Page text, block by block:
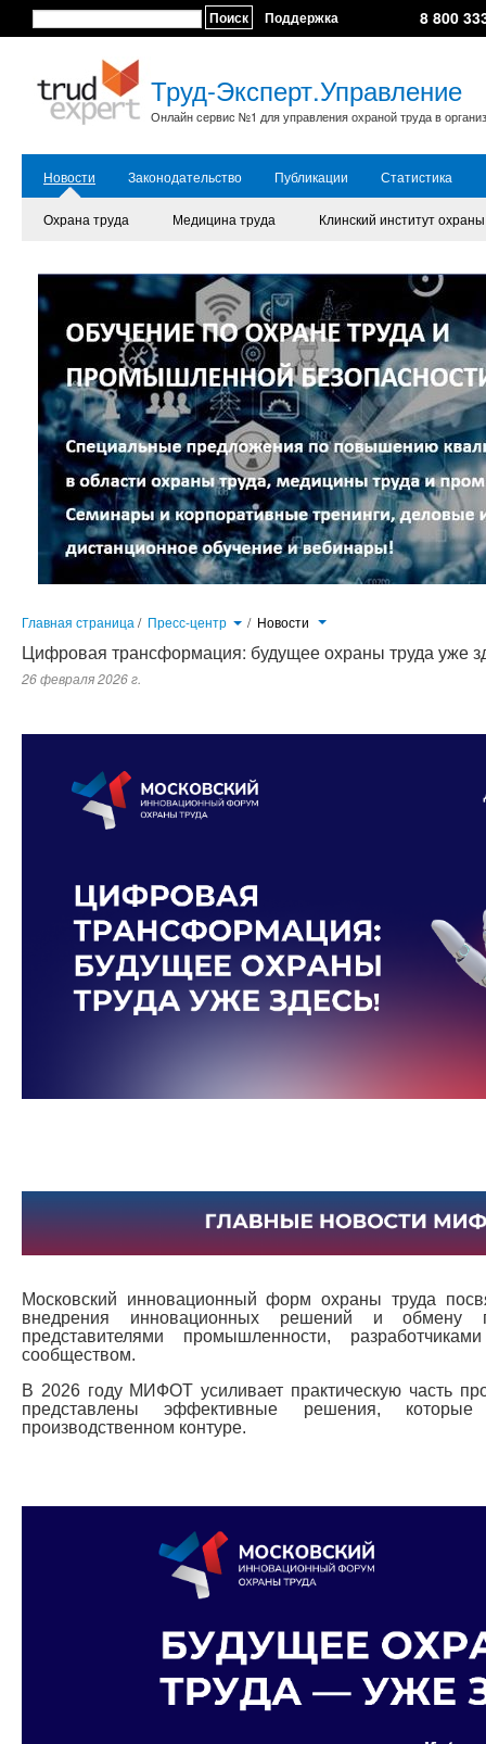
Поиск Поддержка 8 800
Труд-Эксперт.Управление
Онлайн сервис №1 для управления охраной труда в
Новости Законодательство Публикации Статистика
Охрана труда Медицина труда Клинский институт
Главная страница / Пресс-центр / Новости
Цифровая трансформация: будущее охраны труда уже
26 февраля 2026 г.
Московский инновационный форм охраны труда
внедрения инновационных решений и обмену
представителями промышленности,
сообществом.
В 2026 году МИФОТ усиливает практическую часть
представлены эффективные решения,
производственном контуре.